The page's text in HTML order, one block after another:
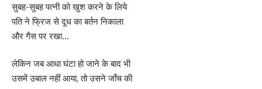
सुबह-सुबह पत्नी को खुश करने के लिये
पति ने फ्रिज से दूध का बर्तन निकाला
और गैस पर रखा…
लेकिन जब आधा घंटा हो जाने के बाद भी
उसमें उबाल नहीं आया, तो उसने जाँच की